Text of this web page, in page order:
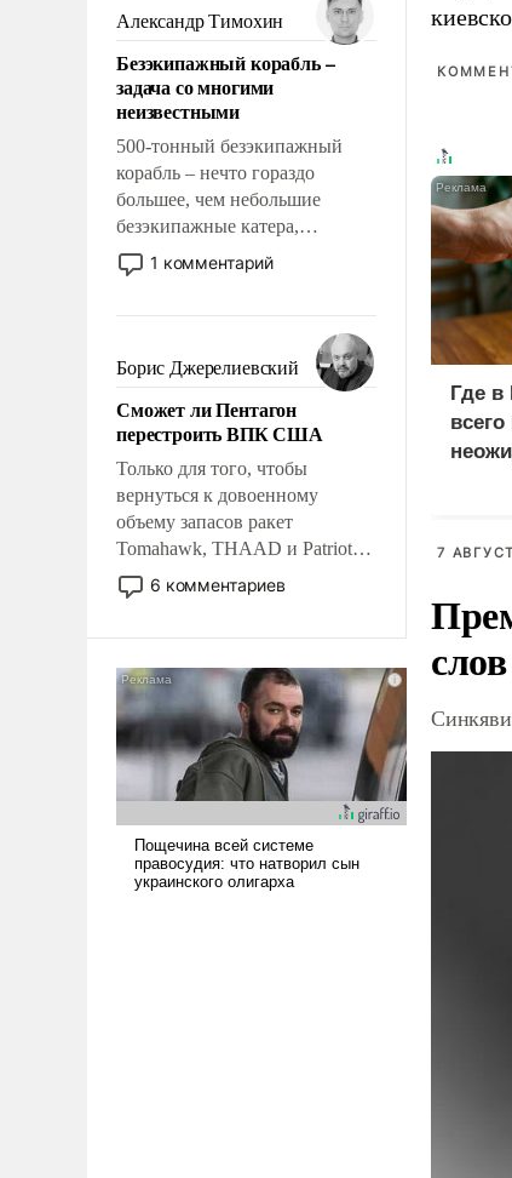
ударами судьбы, брать на себя
ответственность, помогать
слабым, идти вперед и
адаптироваться.
Александр Тимохин
Безэкипажный корабль –
задача со многими
неизвестными
500-тонный безэкипажный
корабль – нечто гораздо
большее, чем небольшие
безэкипажные катера,
применение которых уже
стало обыденностью. Задача по
сложна и амбициозна. Однако
и ее реализация радикально
поднимет наши боевые
возможности.
1 комментарий
Борис Джерелиевский
Сможет ли Пентагон
перестроить ВПК США
Только для того, чтобы
вернуться к довоенному
объему запасов ракет
Tomahawk, THAAD и Patriot
США потребуется более трех
лет. Даже небольшая война с
Сложившаяся ситуация
означает многолетний период
уязвимости США, например,
перед Китаем.
6 комментариев
Где в
7